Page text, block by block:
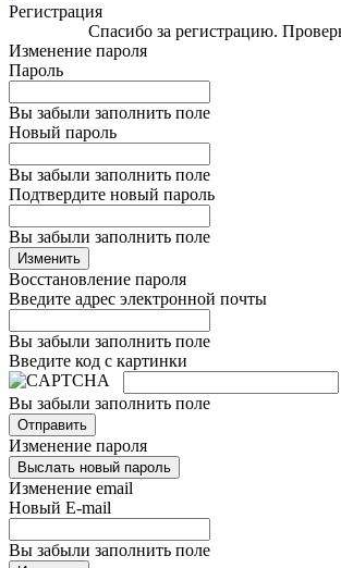
Регистрация
Спасибо за регистрацию.
Изменение пароля
Пароль
Вы забыли заполнить поле
Новый пароль
Вы забыли заполнить поле
Подтвердите новый пароль
Вы забыли заполнить поле
Изменить
Восстановление пароля
Введите адрес электронной почты
Вы забыли заполнить поле
Введите код с картинки
Вы забыли заполнить поле
Отправить
Изменение пароля
Выслать новый пароль
Изменение email
Новый E-mail
Вы забыли заполнить поле